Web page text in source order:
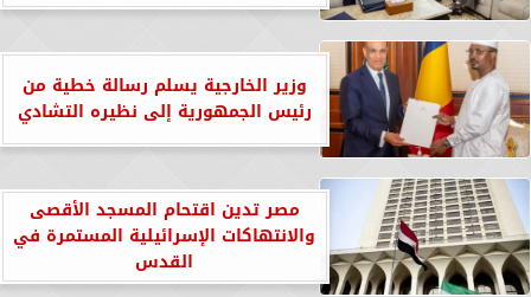
وزير الخارجية يسلم رسالة خطية من
رئيس الجمهورية إلى نظيره التشادي
مصر تدين اقتحام المسجد الأقصى
والانتهاكات الإسرائيلية المستمرة في
القدس